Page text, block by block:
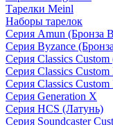
Тарелки Meinl
Наборы тарелок
Серия Amun (Бронза
Серия Byzance
Серия Classics
Серия Classics
Серия Classics
Серия Generation X
Серия HCS (Латунь)
Серия Soundcaster